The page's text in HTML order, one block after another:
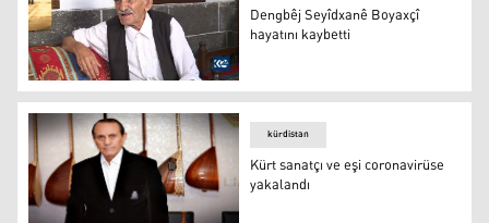
Dengbêj Seyîdxanê Boyaxçî hayatını kaybetti
Dengbêj Seyîdxanê Boyaxçî
hayatını kaybetti
kürdistan
Kürt sanatçı ve eşi coronavirüse
yakalandı